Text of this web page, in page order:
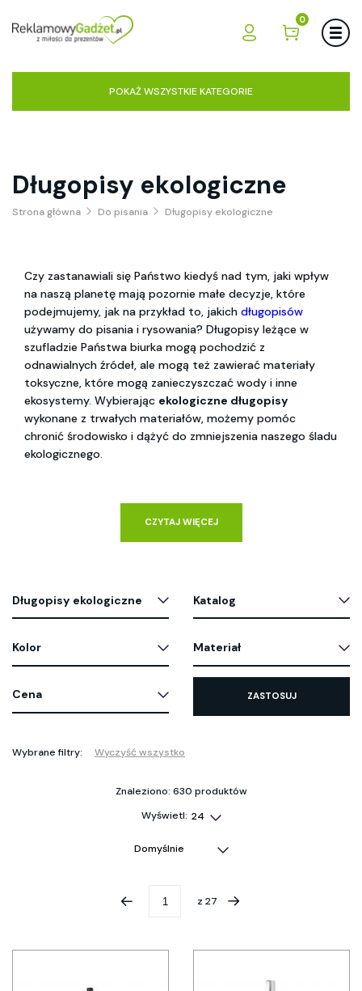
0
POKAŻ WSZYSTKIE KATEGORIE
Długopisy ekologiczne
Strona główna Do pisania Długopisy ekologiczne
Czy zastanawiali się Państwo kiedyś nad tym, jaki wpływ
na naszą planetę mają pozornie małe decyzje, które
podejmujemy, jak na przykład to, jakich długopisów
używamy do pisania i rysowania? Długopisy leżące w
szufladzie Państwa biurka mogą pochodzić z
odnawialnych źródeł, ale mogą też zawierać materiały
toksyczne, które mogą zanieczyszczać wody i inne
ekosystemy. Wybierając ekologiczne długopisy
wykonane z trwałych materiałów, możemy pomóc
chronić środowisko i dążyć do zmniejszenia naszego śladu
ekologicznego.
CZYTAJ WIĘCEJ
Długopisy ekologiczne Katalog
Kolor Materiał
Cena ZASTOSUJ
Wybrane filtry: Wyczyść wszystko
Znaleziono: 630 produktów
Wyświetl:
z 27